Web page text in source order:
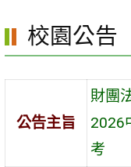
區
校園公告
公告主旨
財團
2026
考